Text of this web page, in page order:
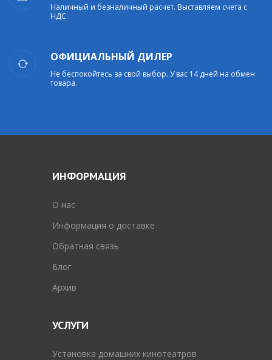
Наличный и безналичный расчет. Выставляем счета с
НДС.
ОФИЦИАЛЬНЫЙ ДИЛЕР
Не беспокойтесь за свой выбор. У вас 14 дней на обмен
товара.
ИНФОРМАЦИЯ
O нас
Информация о доставке
Обратная связь
Блог
Архив
УСЛУГИ
Установка домашних кинотеатров